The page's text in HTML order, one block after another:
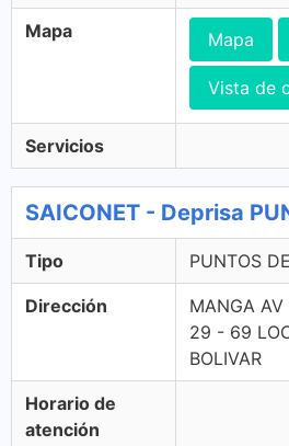
Mapa Mapa
Vista de
Servicios
SAICONET - Deprisa
Tipo PUNTOS
Dirección
MANGA AV
29 - 69
BOLIVAR
Horario de
atención